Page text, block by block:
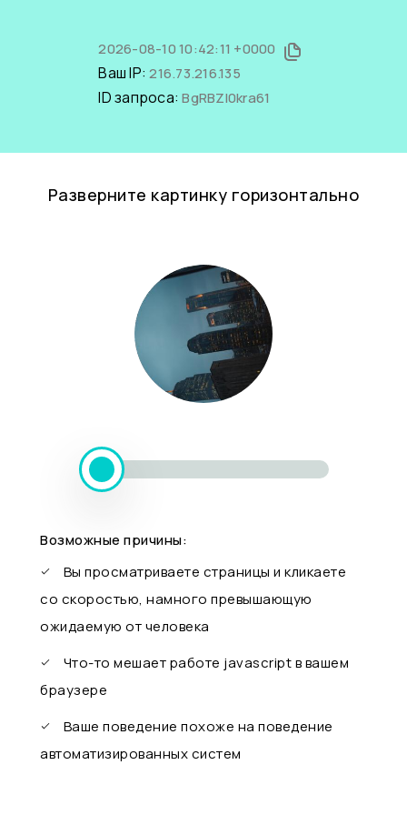
2026-08-10 10:42:11 +0000
Ваш IP:216.73.216.135
ID запроса:BgRBZI0kra61
Разверните картинку горизонтально
Возможные причины:
Вы просматриваете страницы и кликаете
со скоростью, намного превышающую
ожидаемую от человека
Что-то мешает работе javascript в вашем
браузере
Ваше поведение похоже на поведение
автоматизированных систем